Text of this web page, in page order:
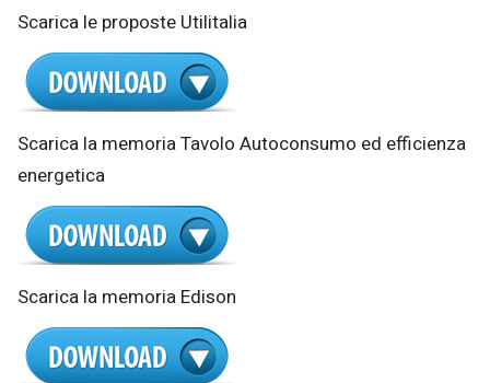
Scarica le proposte Utilitalia
Scarica la memoria Tavolo Autoconsumo ed efficienza
energetica
Scarica la memoria Edison